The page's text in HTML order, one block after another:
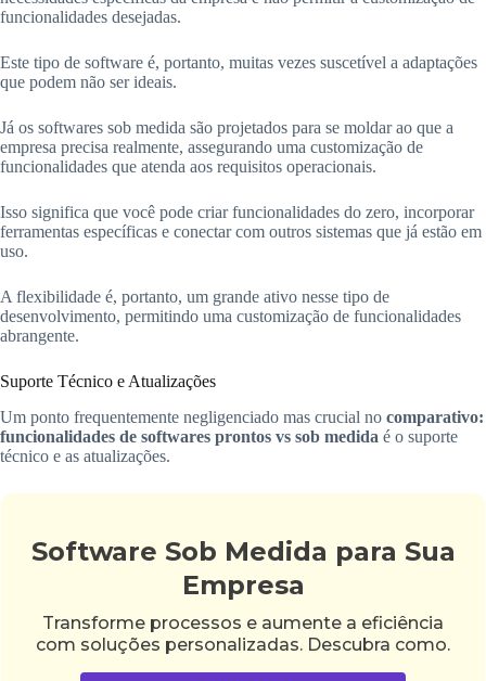
funcionalidades desejadas.
Este tipo de software é, portanto, muitas vezes suscetível a adaptações
que podem não ser ideais.
Já os softwares sob medida são projetados para se moldar ao que a
empresa precisa realmente, assegurando uma customização de
funcionalidades que atenda aos requisitos operacionais.
Isso significa que você pode criar funcionalidades do zero, incorporar
ferramentas específicas e conectar com outros sistemas que já estão em
uso.
A flexibilidade é, portanto, um grande ativo nesse tipo de
desenvolvimento, permitindo uma customização de funcionalidades
abrangente.
Suporte Técnico e Atualizações
Um ponto frequentemente negligenciado mas crucial no comparativo:
funcionalidades de softwares prontos vs sob medida é o suporte
técnico e as atualizações.
Software Sob Medida para Sua
Empresa
Transforme processos e aumente a eficiência
com soluções personalizadas. Descubra como.